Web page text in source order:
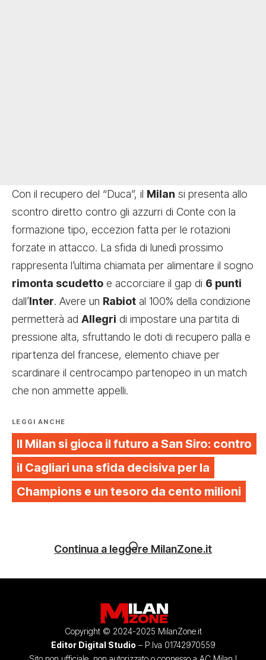
Con il recupero del “Duca”, il Milan si presenta allo
scontro diretto contro gli azzurri di Conte con la
formazione tipo, eccezion fatta per le rotazioni
forzate in attacco. La sfida di lunedì prossimo
rappresenta l’ultima chiamata per alimentare il sogno
rimonta scudetto e accorciare il gap di 6 punti
dall’Inter. Avere un Rabiot al 100% della condizione
permetterà ad Allegri di impostare una partita di
pressione alta, sfruttando le doti di recupero palla e
ripartenza del francese, elemento chiave per
scardinare il centrocampo partenopeo in un match
che non ammette appelli.
LEGGI ANCHE
Il Milan si gioca il futuro a San Siro: contro
il Cagliari una sfida decisiva per la
Champions e un tesoro da cento milioni
Continua a leggere MilanZone.it
Copyright © 2024-2025 MilanZone.it
Editor Digital Studio – P.Iva 01742970559